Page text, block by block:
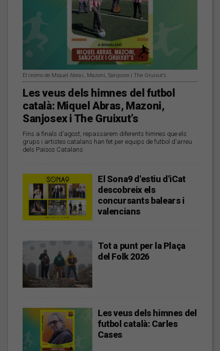
El cromo de Miquel Abras, Mazoni, Sanjosex i The Gruixut’s
Les veus dels himnes del futbol
català: Miquel Abras, Mazoni,
Sanjosex i The Gruixut’s
Fins a finals d'agost, repassarem diferents himnes que els
grups i artistes catalans han fet per equips de futbol d'arreu
dels Països Catalans
El Sona9 d'estiu d'iCat
descobreix els
concursants balears i
valencians
Tot a punt per la Plaça
del Folk 2026
Les veus dels himnes del
futbol català: Carles
Cases